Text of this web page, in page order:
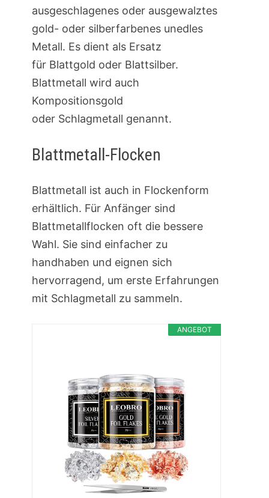
ausgeschlagenes oder ausgewalztes
gold- oder silberfarbenes unedles
Metall. Es dient als Ersatz
für Blattgold oder Blattsilber.
Blattmetall wird auch
Kompositionsgold
oder Schlagmetall genannt.
Blattmetall-Flocken
Blattmetall ist auch in Flockenform
erhältlich. Für Anfänger sind
Blattmetallflocken oft die bessere
Wahl. Sie sind einfacher zu
handhaben und eignen sich
hervorragend, um erste Erfahrungen
mit Schlagmetall zu sammeln.
ANGEBOT